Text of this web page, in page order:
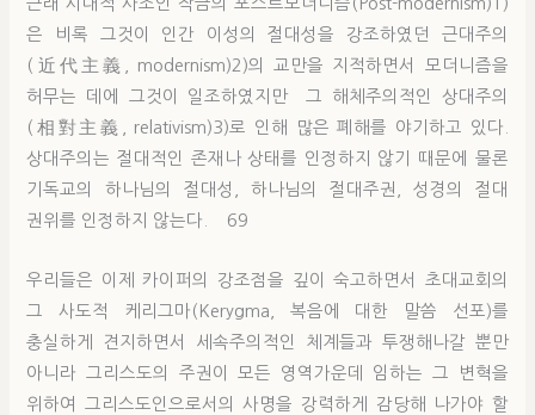
근래 시대적 사조인 작금의 포스트모더니즘(Post-modernism)1)
은 비록 그것이 인간 이성의 절대성을 강조하였던 근대주의
(近代主義, modernism)2)의 교만을 지적하면서 모더니즘을
허무는 데에 그것이 일조하였지만 그 해체주의적인 상대주의
(相對主義, relativism)3)로 인해 많은 폐해를 야기하고 있다.
상대주의는 절대적인 존재나 상태를 인정하지 않기 때문에 물론
기독교의 하나님의 절대성, 하나님의 절대주권, 성경의 절대
권위를 인정하지 않는다. 69
우리들은 이제 카이퍼의 강조점을 깊이 숙고하면서 초대교회의
그 사도적 케리그마(Kerygma, 복음에 대한 말씀 선포)를
충실하게 견지하면서 세속주의적인 체계들과 투쟁해나갈 뿐만
아니라 그리스도의 주권이 모든 영역가운데 임하는 그 변혁을
위하여 그리스도인으로서의 사명을 강력하게 감당해 나가야 할